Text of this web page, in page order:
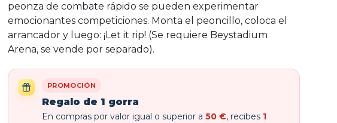
peonza de combate rápido se pueden experimentar
emocionantes competiciones. Monta el peoncillo, coloca el
arrancador y luego: ¡Let it rip! (Se requiere Beystadium
Arena, se vende por separado).
PROMOCIÓN
Regalo de 1 gorra
En compras por valor igual o superior a 50 €, recibes 1